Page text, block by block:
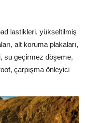
lastikleri, yükseltilmiş
alt koruma plakaları,
su geçirmez döşeme,
çarpışma önleyici